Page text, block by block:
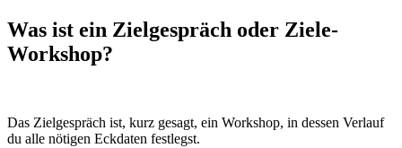
Was ist ein Zielgespräch oder Ziele-
Workshop?
Das Zielgespräch ist, kurz gesagt, ein Workshop, in dessen Verlauf
du alle nötigen Eckdaten festlegst.